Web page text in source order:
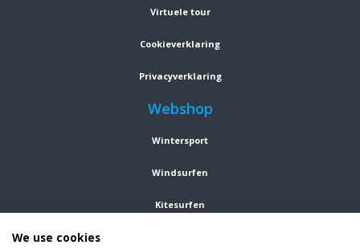
Virtuele tour
Cookieverklaring
Privacyverklaring
Webshop
Wintersport
Windsurfen
Kitesurfen
We use cookies